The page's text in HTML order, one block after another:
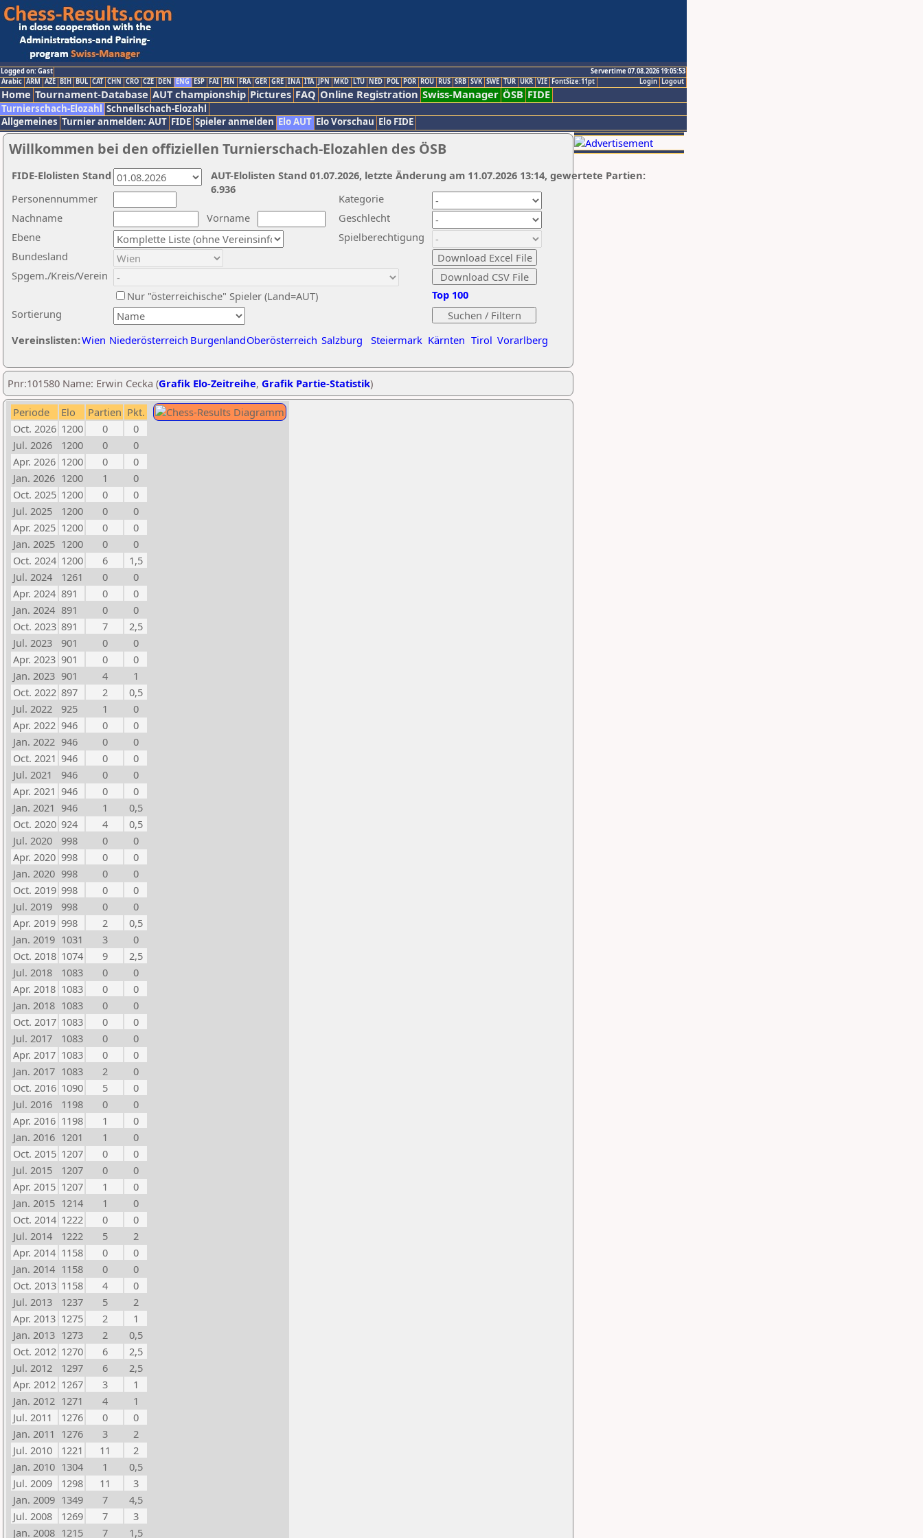
Logged on: Gast
Servertime 07.08.2026 19:05:53
Logout
Login
Arabic ARM AZE BIH BUL CAT CHN CRO CZE DEN ENG ESP FAI FIN FRA GER GRE INA ITA JPN MKD LTU NED POL POR ROU RUS SRB SVK SWE TUR UKR VIE FontSize:11pt
Home Tournament-Database AUT championship Pictures FAQ Online Registration Swiss-Manager ÖSB FIDE
Turnierschach-Elozahl Schnellschach-Elozahl
Allgemeines Turnier anmelden: AUT FIDE Spieler anmelden Elo AUT Elo Vorschau Elo FIDE
Willkommen bei den offiziellen Turnierschach-Elozahlen des ÖSB
Nachname
Vorname
Ebene
Kategorie
Sortierung
Personennummer
Bundesland
Spgem./Kreis/Verein
Geschlecht
Nur "österreichische" Spieler (Land=AUT)
Spielberechtigung
Vereinslisten:Wien Niederösterreich BurgenlandOberösterreich Salzburg Steiermark Kärnten Tirol Vorarlberg
Top 100
AUT-Elolisten Stand 01.07.2026, letzte Änderung am 11.07.2026 13:14, gewertete Partien:
6.936
FIDE-Elolisten Stand
Pnr:101580 Name: Erwin Cecka (Grafik Elo-Zeitreihe, Grafik Partie-Statistik)
Periode Elo Partien Pkt.
Oct. 2026 1200 0
0
Jul. 2026
1200 0
0
Apr. 2026 1200 0
0
Jan. 2026 1200 1
0
Oct. 2025 1200 0
0
Jul. 2025
1200 0
0
Apr. 2025 1200 0
0
Jan. 2025 1200 0
0
Oct. 2024 1200 6
1,5
Jul. 2024
1261 0
0
Apr. 2024 891 0
0
Jan. 2024 891 0
0
Oct. 2023 891 7
2,5
Jul. 2023
901 0
0
Apr. 2023 901 0
0
Jan. 2023 901 4
1
Oct. 2022 897 2
0,5
Jul. 2022
925 1
0
Apr. 2022 946 0
0
Jan. 2022 946 0
0
Oct. 2021 946 0
0
Jul. 2021
946 0
0
Apr. 2021 946 0
0
Jan. 2021 946 1
0,5
Oct. 2020 924 4
0,5
Jul. 2020
998 0
0
Apr. 2020 998 0
0
Jan. 2020 998 0
0
Oct. 2019 998 0
0
Jul. 2019
998 0
0
Apr. 2019 998 2
0,5
Jan. 2019 1031 3
0
Oct. 2018 1074 9
2,5
Jul. 2018
1083 0
0
Apr. 2018 1083 0
0
Jan. 2018 1083 0
0
Oct. 2017 1083 0
0
Jul. 2017
1083 0
0
Apr. 2017 1083 0
0
Jan. 2017 1083 2
0
Oct. 2016 1090 5
0
Jul. 2016
1198 0
0
Apr. 2016 1198 1
0
Jan. 2016 1201 1
0
Oct. 2015 1207 0
0
Jul. 2015
1207 0
0
Apr. 2015 1207 1
0
Jan. 2015 1214 1
0
Oct. 2014 1222 0
0
Jul. 2014
1222 5
2
Apr. 2014 1158 0
0
Jan. 2014 1158 0
0
Oct. 2013 1158 4
0
Jul. 2013
1237 5
2
Apr. 2013 1275 2
1
Jan. 2013 1273 2
0,5
Oct. 2012 1270 6
2,5
Jul. 2012
1297 6
2,5
Apr. 2012 1267 3
1
Jan. 2012 1271 4
1
Jul. 2011
1276 0
0
Jan. 2011 1276 3
2
Jul. 2010
1221 11
2
Jan. 2010 1304 1
0,5
Jul. 2009
1298 11
3
Jan. 2009 1349 7
4,5
Jul. 2008
1269 7
3
Jan. 2008 1215 7 1,5